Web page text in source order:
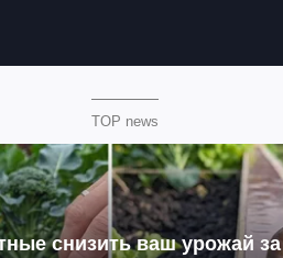
TOP news
снизить ваш урожай за